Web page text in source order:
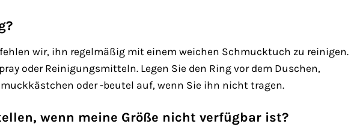
wir, ihn regelmäßig mit einem weichen Schmucktuch zu reinigen.
oder Reinigungsmitteln. Legen Sie den Ring vor dem Duschen,
oder -beutel auf, wenn Sie ihn nicht tragen.
wenn meine Größe nicht verfügbar ist?